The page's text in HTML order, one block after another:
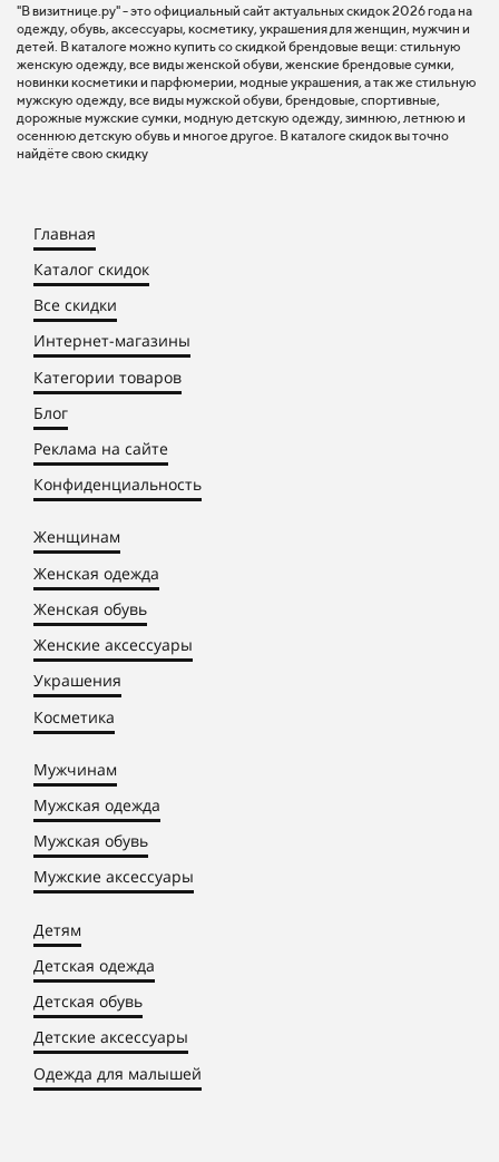
"В визитнице.ру" - это официальный сайт актуальных скидок 2026 года на
одежду, обувь, аксессуары, косметику, украшения для женщин, мужчин и
детей. В каталоге можно купить со скидкой брендовые вещи: стильную
женскую одежду, все виды женской обуви, женские брендовые сумки,
новинки косметики и парфюмерии, модные украшения, а так же стильную
мужскую одежду, все виды мужской обуви, брендовые, спортивные,
дорожные мужские сумки, модную детскую одежду, зимнюю, летнюю и
осеннюю детскую обувь и многое другое. В каталоге скидок вы точно
найдёте свою скидку
Главная
Каталог скидок
Все скидки
Интернет-магазины
Категории товаров
Блог
Реклама на сайте
Конфиденциальность
Женщинам
Женская одежда
Женская обувь
Женские аксессуары
Украшения
Косметика
Мужчинам
Мужская одежда
Мужская обувь
Мужские аксессуары
Детям
Детская одежда
Детская обувь
Детские аксессуары
Одежда для малышей